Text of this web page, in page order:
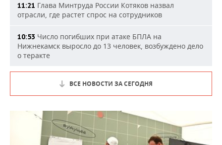
11:21 Глава Минтруда России Котяков назвал
отрасли, где растет спрос на сотрудников
10:53 Число погибших при атаке БПЛА на
Нижнекамск выросло до 13 человек, возбуждено дело
о теракте
ВСЕ НОВОСТИ ЗА СЕГОДНЯ